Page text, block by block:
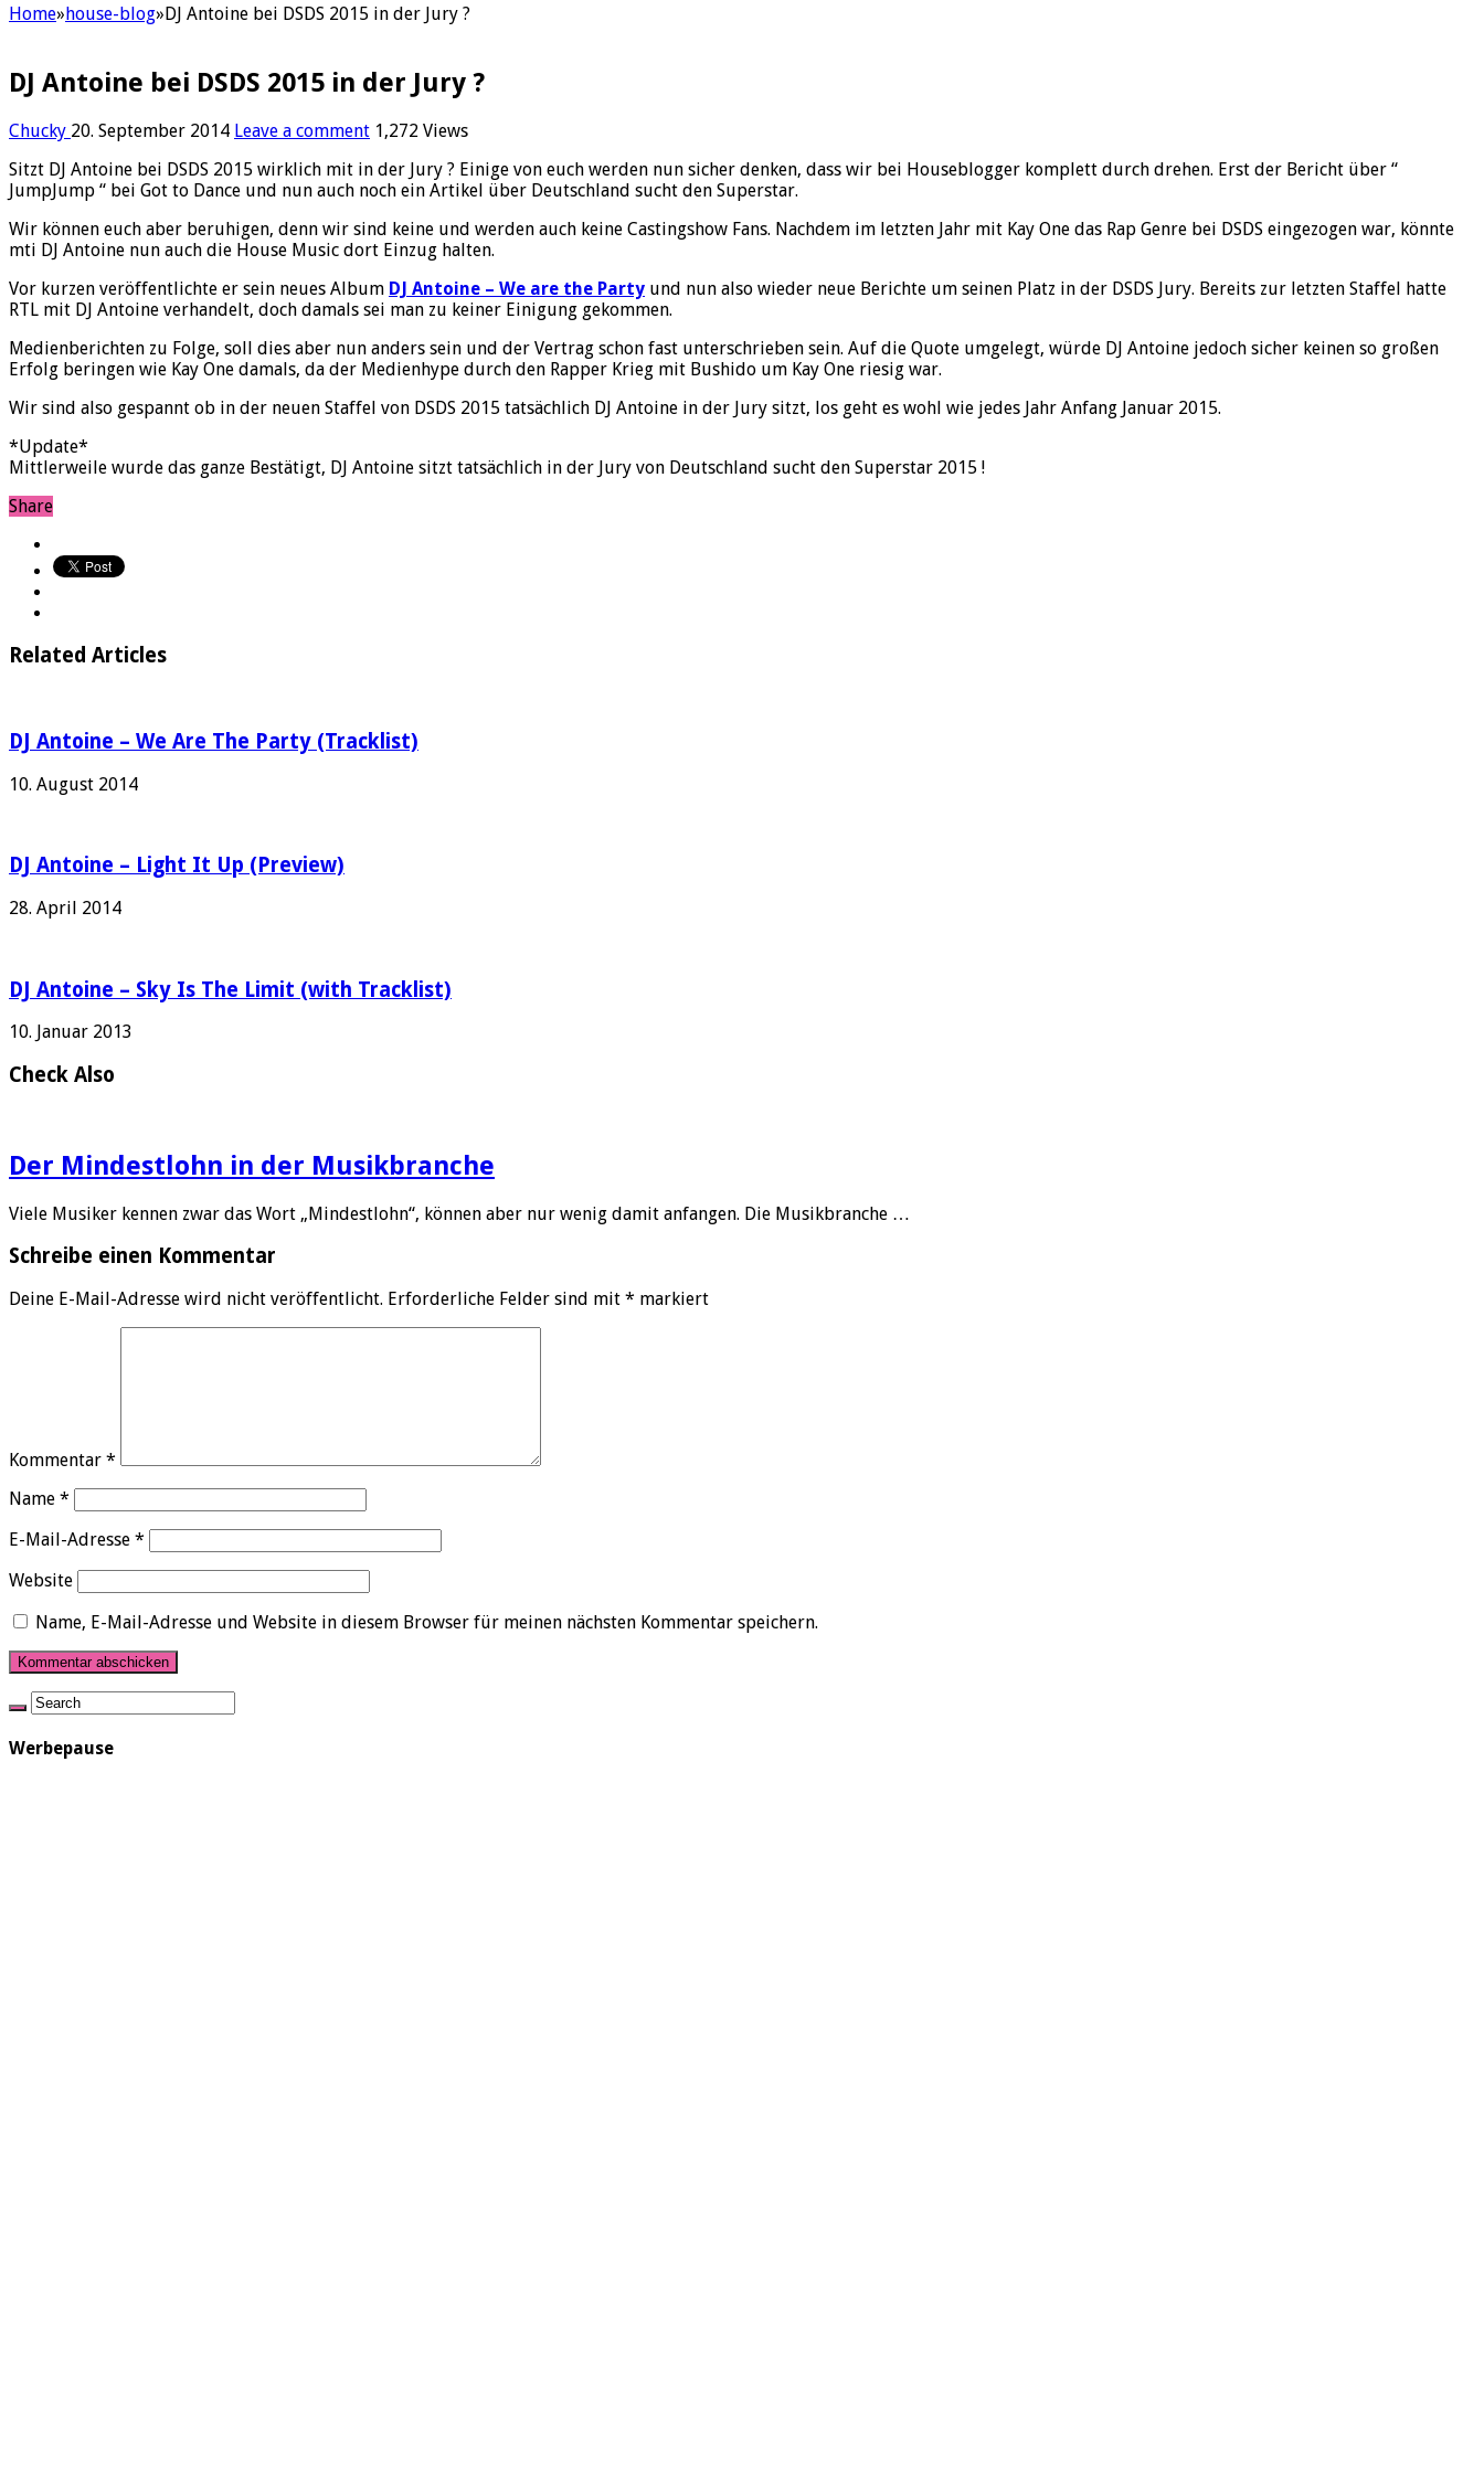
Home»house-blog»DJ Antoine bei DSDS 2015 in der Jury ?
DJ Antoine bei DSDS 2015 in der Jury ?
Chucky 20. September 2014 Leave a comment 1,272 Views
Sitzt DJ Antoine bei DSDS 2015 wirklich mit in der Jury ? Einige von euch werden nun sicher denken, dass wir bei Houseblogger komplett durch drehen. Erst der Bericht über “
JumpJump “ bei Got to Dance und nun auch noch ein Artikel über Deutschland sucht den Superstar.
Wir können euch aber beruhigen, denn wir sind keine und werden auch keine Castingshow Fans. Nachdem im letzten Jahr mit Kay One das Rap Genre bei DSDS eingezogen war, könnte
mti DJ Antoine nun auch die House Music dort Einzug halten.
Vor kurzen veröffentlichte er sein neues Album DJ Antoine – We are the Party und nun also wieder neue Berichte um seinen Platz in der DSDS Jury. Bereits zur letzten Staffel hatte
RTL mit DJ Antoine verhandelt, doch damals sei man zu keiner Einigung gekommen.
Medienberichten zu Folge, soll dies aber nun anders sein und der Vertrag schon fast unterschrieben sein. Auf die Quote umgelegt, würde DJ Antoine jedoch sicher keinen so großen
Erfolg beringen wie Kay One damals, da der Medienhype durch den Rapper Krieg mit Bushido um Kay One riesig war.
Wir sind also gespannt ob in der neuen Staffel von DSDS 2015 tatsächlich DJ Antoine in der Jury sitzt, los geht es wohl wie jedes Jahr Anfang Januar 2015.
*Update*
Mittlerweile wurde das ganze Bestätigt, DJ Antoine sitzt tatsächlich in der Jury von Deutschland sucht den Superstar 2015 !
Share
Related Articles
DJ Antoine – We Are The Party (Tracklist)
10. August 2014
DJ Antoine – Light It Up (Preview)
28. April 2014
DJ Antoine – Sky Is The Limit (with Tracklist)
10. Januar 2013
Check Also
Der Mindestlohn in der Musikbranche
Viele Musiker kennen zwar das Wort „Mindestlohn“, können aber nur wenig damit anfangen. Die Musikbranche …
Schreibe einen Kommentar
Deine E-Mail-Adresse wird nicht veröffentlicht. Erforderliche Felder sind mit * markiert
Kommentar *
Name *
E-Mail-Adresse *
Website
Name, E-Mail-Adresse und Website in diesem Browser für meinen nächsten Kommentar speichern.
Werbepause